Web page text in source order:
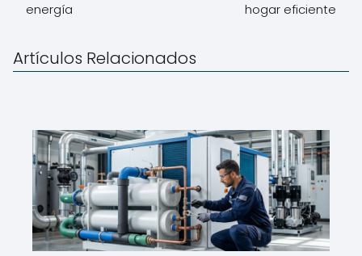
energía
hogar eficiente
Artículos Relacionados